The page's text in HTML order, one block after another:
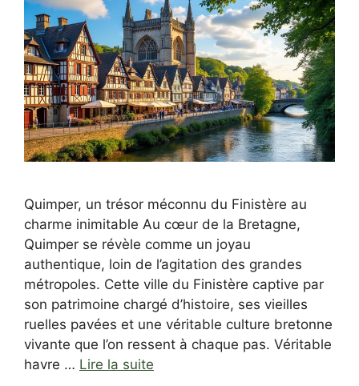
Quimper, un trésor méconnu du Finistère au
charme inimitable Au cœur de la Bretagne,
Quimper se révèle comme un joyau
authentique, loin de l’agitation des grandes
métropoles. Cette ville du Finistère captive par
son patrimoine chargé d’histoire, ses vieilles
ruelles pavées et une véritable culture bretonne
vivante que l’on ressent à chaque pas. Véritable
havre … Lire la suite